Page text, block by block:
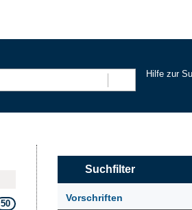
Hilfe zur
50
Suchfilter
Vorschriften